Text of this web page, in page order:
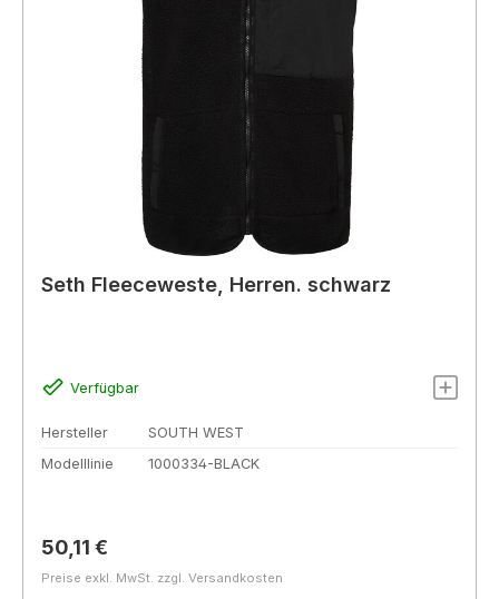
Seth Fleeceweste, Herren. schwarz
Verfügbar
Hersteller
SOUTH WEST
Modelllinie
1000334-BLACK
Regulärer Preis:
50,11 €
Preise exkl. MwSt. zzgl. Versandkosten